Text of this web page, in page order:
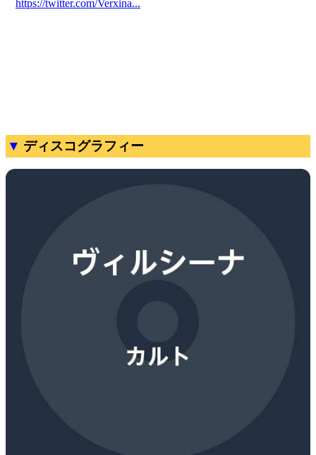
ディスコグラフィー